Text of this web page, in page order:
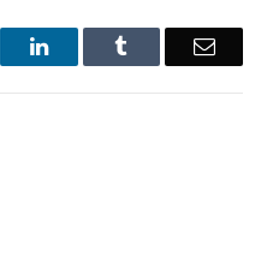
LinkedIn Email